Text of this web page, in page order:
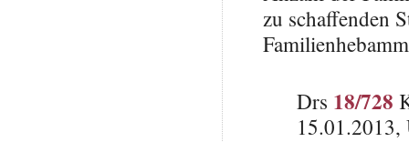
zu schaffenden
Drs 18/728